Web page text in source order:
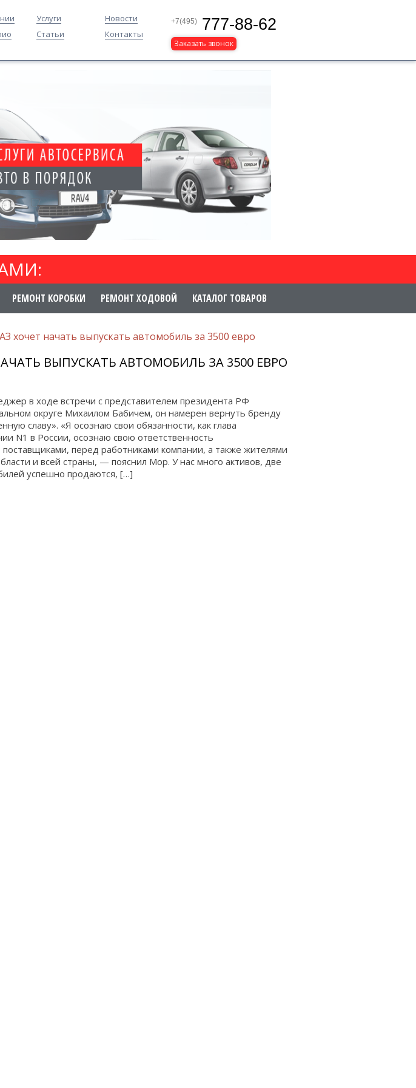
Услуги
Новости
Статьи Контакты
+7(495) 777-88-62
Заказать звонок
РЕМОНТ КОРОБКИ РЕМОНТ ХОДОВОЙ КАТАЛОГ ТОВАРОВ
хочет начать выпускать автомобиль за 3500 евро
ВЫПУСКАТЬ АВТОМОБИЛЬ ЗА 3500 ЕВРО
в ходе встречи с представителем президента РФ
округе Михаилом Бабичем, он намерен вернуть бренду
славу». «Я осознаю свои обязанности, как глава
N1 в России, осознаю свою ответственность
перед работниками компании, а также жителями
и всей страны, — пояснил Мор. У нас много активов, две
успешно продаются, […]